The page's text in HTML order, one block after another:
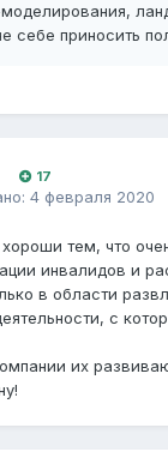
себе приносить
17
4 февраля 2020
тем, что
инвалидов и
в области
с
их